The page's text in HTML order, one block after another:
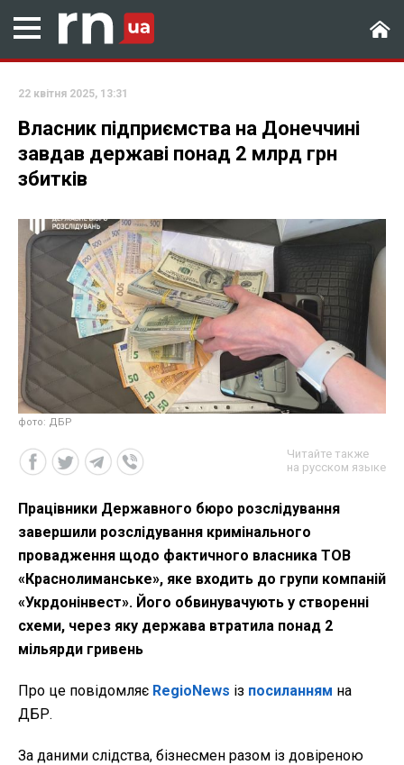
22 квітня 2025, 13:31
Власник підприємства на Донеччині
завдав державі понад 2 млрд грн
збитків
фото: ДБР
Читайте также
на русском языке
Працівники Державного бюро розслідування
завершили розслідування кримінального
провадження щодо фактичного власника ТОВ
«Краснолиманське», яке входить до групи компаній
«Укрдонінвест». Його обвинувачують у створенні
схеми, через яку держава втратила понад 2
мільярди гривень
Про це повідомляє RegioNews із посиланням на
ДБР.
За даними слідства, бізнесмен разом із довіреною